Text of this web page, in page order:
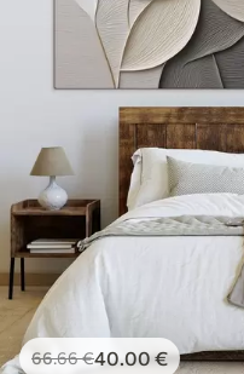
66.66€40.00€